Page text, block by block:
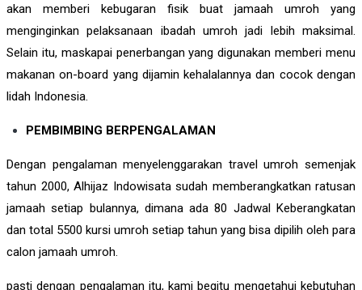
akan memberi kebugaran fisik buat jamaah umroh yang
menginginkan pelaksanaan ibadah umroh jadi lebih maksimal.
Selain itu, maskapai penerbangan yang digunakan memberi menu
makanan on-board yang dijamin kehalalannya dan cocok dengan
lidah Indonesia.
PEMBIMBING BERPENGALAMAN
Dengan pengalaman menyelenggarakan travel umroh semenjak
tahun 2000, Alhijaz Indowisata sudah memberangkatkan ratusan
jamaah setiap bulannya, dimana ada 80 Jadwal Keberangkatan
dan total 5500 kursi umroh setiap tahun yang bisa dipilih oleh para
calon jamaah umroh.
pasti dengan pengalaman itu, kami begitu mengetahui kebutuhan